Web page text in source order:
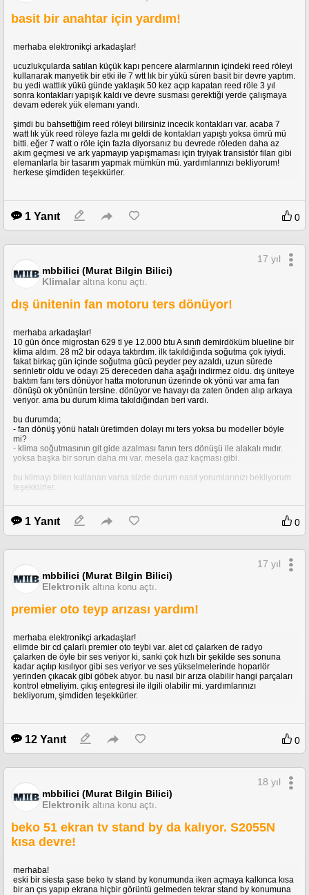
basit bir anahtar için yardım!
merhaba elektronikçi arkadaşlar!
ucuzlukçularda satılan küçük kapı pencere alarmlarının içindeki reed röleyi
kullanarak manyetik bir etki ile 7 wtt lık bir yükü süren basit bir devre yaptım.
bu yedi wattlık yükü günde yaklaşık 50 kez açıp kapatan reed röle 3 yıl
sonra kontakları yapışık kaldı ve devre susması gerektiği yerde çalışmaya
devam ederek yük elemanı yandı.
şimdi bu bahsettiğim reed röleyi bilirsiniz incecik kontakları var. acaba 7
watt lık yük reed röleye fazla mı geldi de kontakları yapıştı yoksa ömrü mü
bitti. eğer 7 watt o röle için fazla diyorsanız bu devrede röleden daha az
akım geçmesi ve ark yapmayıp yapışmaması için tryiyak transistör filan gibi
elemanlarla bir tasarım yapmak mümkün mü. yardımlarınızı bekliyorum!
herkese şimdiden teşekkürler.
1 Yanıt 0
mbbilici (Murat Bilgin Bilici)
Klimalar altına konu açtı.
17 yıl
dış ünitenin fan motoru ters dönüyor!
merhaba arkadaşlar!
10 gün önce migrostan 629 tl ye 12.000 btu A sınıfı demirdöküm blueline bir
klima aldım. 28 m2 bir odaya taktırdım. ilk takıldığında soğutma çok iyiydi.
fakat birkaç gün içinde soğutma gücü peyder pey azaldı, uzun sürede
serinletir oldu ve odayı 25 dereceden daha aşağı indirmez oldu. dış üniteye
baktım fanı ters dönüyor hatta motorunun üzerinde ok yönü var ama fan
dönüşü ok yönünün tersine. dönüyor ve havayı da zaten önden alıp arkaya
veriyor. ama bu durum klima takıldığından beri vardı.
bu durumda;
- fan dönüş yönü hatalı üretimden dolayı mı ters yoksa bu modeller böyle
mi?
- klima soğutmasının git gide azalması fanın ters dönüşü ile alakalı mıdır.
yoksa başka bir sorun daha mı var. mesela gaz kaçması gibi.
bu klimayı bilen kullanan varsa sizde durum nasıl yorumlarınızı bekliyorum
teşekkürler.
1 Yanıt 0
mbbilici (Murat Bilgin Bilici)
Elektronik altına konu açtı.
17 yıl
premier oto teyp arızası yardım!
merhaba elektronikçi arkadaşlar!
elimde bir cd çalarlı premier oto teybi var. alet cd çalarken de radyo
çalarken de öyle bir ses veriyor ki, sanki çok hızlı bir şekilde ses sonuna
kadar açılıp kısılıyor gibi ses veriyor ve ses yükselmelerinde hoparlör
yerinden çıkacak gibi göbek atıyor. bu nasıl bir arıza olabilir hangi parçaları
kontrol etmeliyim. çıkış entegresi ile ilgili olabilir mi. yardımlarınızı
bekliyorum, şimdiden teşekkürler.
12 Yanıt 0
mbbilici (Murat Bilgin Bilici)
Elektronik altına konu açtı.
18 yıl
beko 51 ekran tv stand by da kalıyor. S2055N
kısa devre!
merhaba!
eski bir siesta şase beko tv stand by konumunda iken açmaya kalkınca kısa
bir an çıs yapıp ekrana hiçbir görüntü gelmeden tekrar stand by konumuna